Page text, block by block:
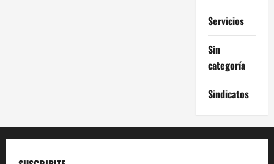
Servicios
Sin
categoría
Sindicatos